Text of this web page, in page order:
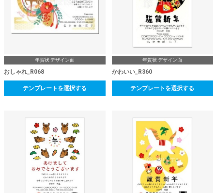
年賀状 デザイン面
おしゃれ_R068
テンプレートを選択する
年賀状 デザイン面
かわいい_R360
テンプレートを選択する